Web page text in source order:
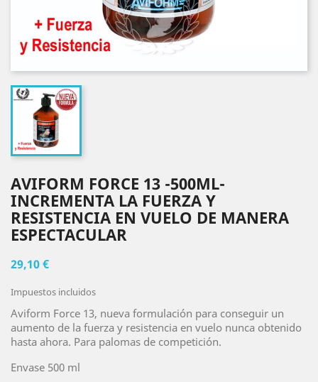
AVIFORM FORCE 13 -500ML-
INCREMENTA LA FUERZA Y
RESISTENCIA EN VUELO DE MANERA
ESPECTACULAR
29,10 €
Impuestos incluidos
Aviform Force 13, nueva formulación para conseguir un
aumento de la fuerza y resistencia en vuelo nunca obtenido
hasta ahora. Para palomas de competición.
Envase 500 ml